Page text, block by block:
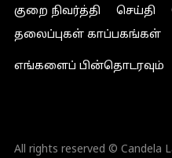
குறை நிவர்த்தி
செய்தி
தலைப்புகள் காப்பகங்கள்
எங்களைப் பின்தொடரவும்
All rights reserved © Candela